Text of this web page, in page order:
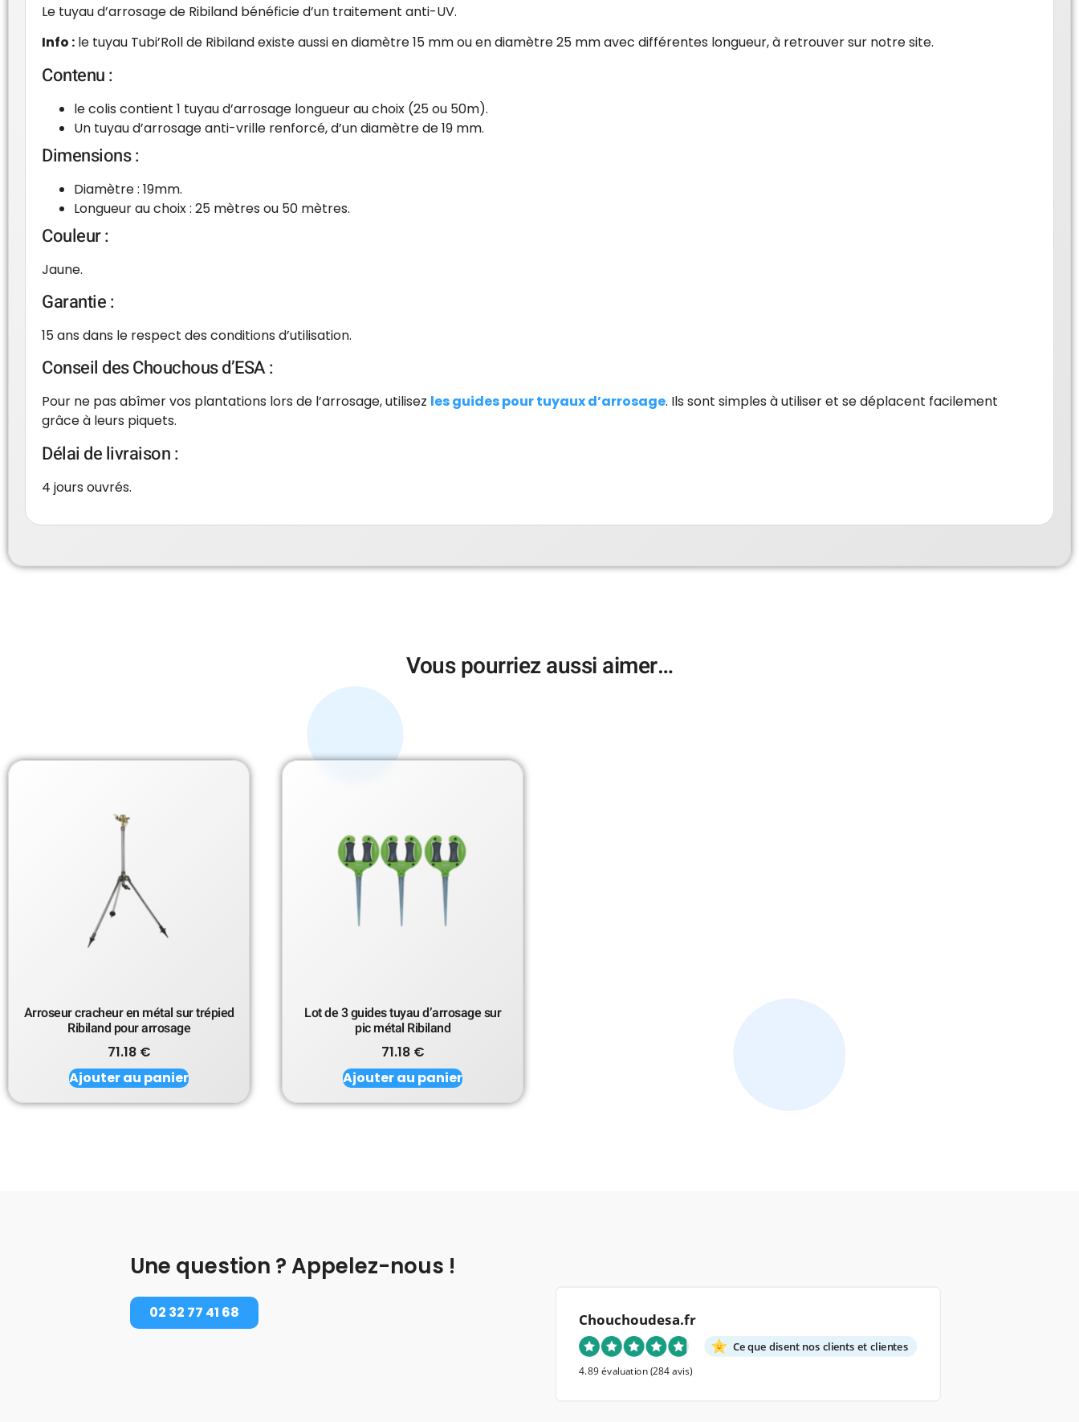
Le tuyau d’arrosage de Ribiland bénéficie d’un traitement anti-UV.
Info : le tuyau Tubi’Roll de Ribiland existe aussi en diamètre 15 mm ou en diamètre 25 mm avec différentes longueur, à retrouver sur notre site.
Contenu :
le colis contient 1 tuyau d’arrosage longueur au choix (25 ou 50m).
Un tuyau d’arrosage anti-vrille renforcé, d’un diamètre de 19 mm.
Dimensions :
Diamètre : 19mm.
Longueur au choix : 25 mètres ou 50 mètres.
Couleur :
Jaune.
Garantie :
15 ans dans le respect des conditions d’utilisation.
Conseil des Chouchous d’ESA :
Pour ne pas abîmer vos plantations lors de l’arrosage, utilisez les guides pour tuyaux d’arrosage. Ils sont simples à utiliser et se déplacent facilement
grâce à leurs piquets.
Délai de livraison :
4 jours ouvrés.
Vous pourriez aussi aimer…
Arroseur cracheur en métal sur trépied
Ribiland pour arrosage
71.18 €
Ajouter au panier
Lot de 3 guides tuyau d’arrosage sur
pic métal Ribiland
71.18 €
Ajouter au panier
Une question ? Appelez-nous !
02 32 77 41 68 Chouchoudesa.fr
Ce que disent nos clients et clientes
4.89 évaluation(284 avis)